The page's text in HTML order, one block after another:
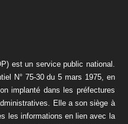
est un service public national.
N° 75-30 du 5 mars 1975, en
implanté dans les préfectures
Elle a son siège à
les informations en lien avec la